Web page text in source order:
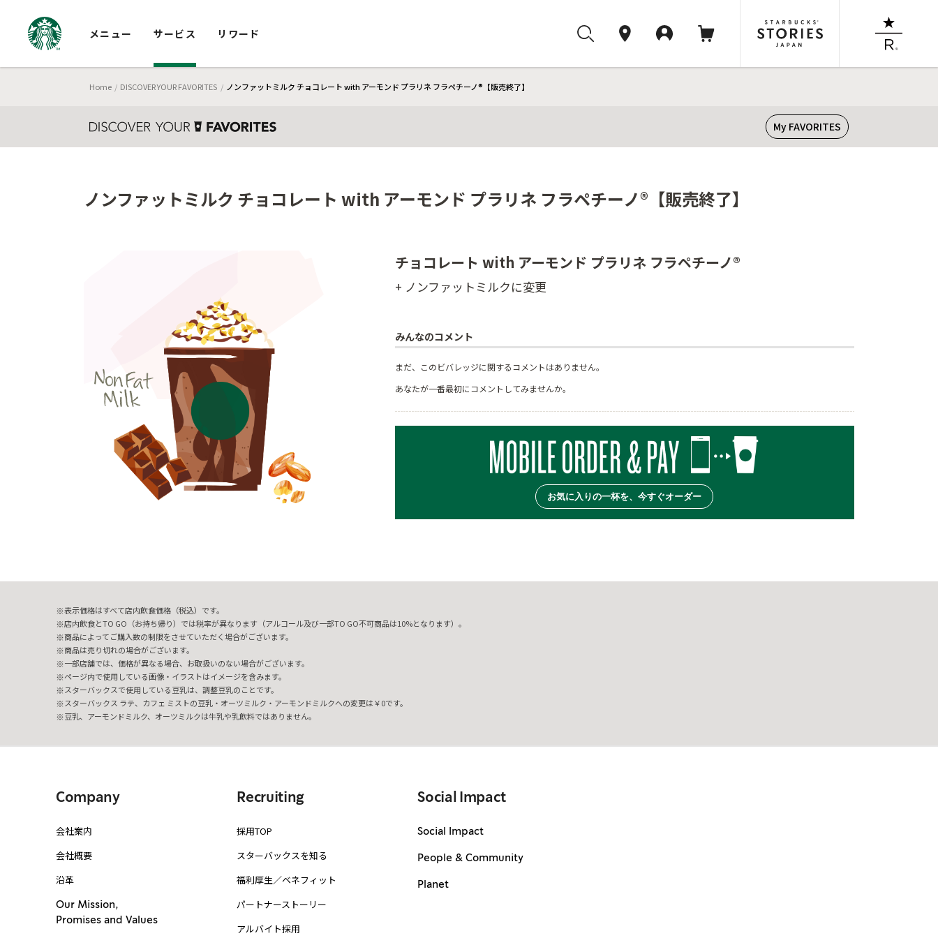
メニュー サービス リワード
Home DISCOVER YOUR FAVORITES ノンファットミルク チョコレート with アーモンド プラリネ フラペチーノ®【販売終了】
My FAVORITES
ノンファットミルク チョコレート with アーモンド プラリネ フラペチーノ®【販売終了】
チョコレート with アーモンド プラリネ フラペチーノ®
+ ノンファットミルクに変更
みんなのコメント
まだ、このビバレッジに関するコメントはありません。
あなたが一番最初にコメントしてみませんか。
お気に入りの一杯を、今すぐオーダー
表示価格はすべて店内飲食価格（税込）です。
店内飲食とTO GO（お持ち帰り）では税率が異なります（アルコール及び一部TO GO不可商品は10%となります）。
商品によってご購入数の制限をさせていただく場合がございます。
商品は売り切れの場合がございます。
一部店舗では、価格が異なる場合、お取扱いのない場合がございます。
ページ内で使用している画像・イラストはイメージを含みます。
スターバックスで使用している豆乳は、調整豆乳のことです。
スターバックス ラテ、カフェ ミストの豆乳・オーツミルク・アーモンドミルクへの変更は￥0です。
豆乳、アーモンドミルク、オーツミルクは牛乳や乳飲料ではありません。
Company
会社案内
会社概要
沿革
Our Mission,
Promises and Values
Recruiting
採用TOP
スターバックスを知る
福利厚生／ベネフィット
パートナーストーリー
アルバイト採用
Social Impact
Social Impact
People & Community
Planet